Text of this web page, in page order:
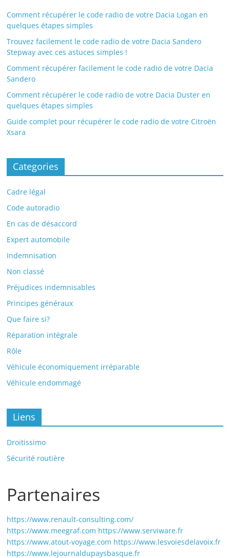
Comment récupérer le code radio de votre Dacia Logan en
quelques étapes simples
Trouvez facilement le code radio de votre Dacia Sandero
Stepway avec ces astuces simples !
Comment récupérer facilement le code radio de votre Dacia
Sandero
Comment récupérer le code radio de votre Dacia Duster en
quelques étapes simples
Guide complet pour récupérer le code radio de votre Citroën
Xsara
Categories
Cadre légal
Code autoradio
En cas de désaccord
Expert automobile
Indemnisation
Non classé
Préjudices indemnisables
Principes généraux
Que faire si?
Réparation intégrale
Rôle
Véhicule économiquement irréparable
Véhicule endommagé
Liens
Droitissimo
Sécurité routière
Partenaires
https://www.renault-consulting.com/
https://www.meegraf.com https://www.serviware.fr
https://www.atout-voyage.com https://www.lesvoiesdelavoix.fr
https://www.lejournaldupaysbasque.fr